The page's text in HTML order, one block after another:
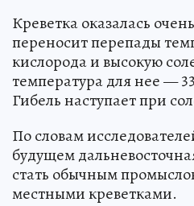
Креветка оказалась
переносит перепады
кислорода и высокую
температура для нее —
Гибель наступает при
По словам
будущем
стать обычным
местными креветками.